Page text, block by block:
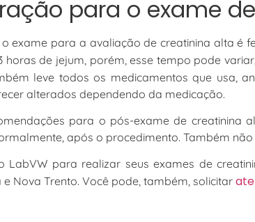
para o exame
o exame para a avaliação de creatinina alta é
horas de jejum, porém, esse tempo pode
leve todos os medicamentos que usa,
alterados dependendo da medicação.
para o pós-exame de creatinina
após o procedimento. Também
LabVW para realizar seus exames de
Nova Trento. Você pode, também, solicitar